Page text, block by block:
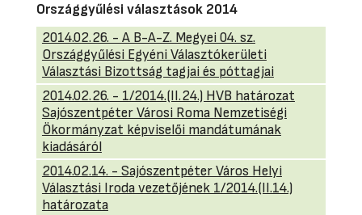
Országgyűlési választások 2014
2014.02.26. - A B-A-Z. Megyei 04. sz.
Országgyűlési Egyéni Választókerületi
Választási Bizottság tagjai és póttagjai
2014.02.26. - 1/2014.(II.24.) HVB határozat
Sajószentpéter Városi Roma Nemzetiségi
Ökormányzat képviselői mandátumának
kiadásáról
2014.02.14. - Sajószentpéter Város Helyi
Választási Iroda vezetőjének 1/2014.(II.14.)
határozata